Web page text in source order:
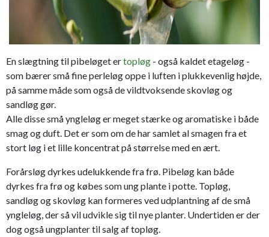
En slægtning til pibeløget ertopløg - også kaldet etageløg -
som bærer små fine perleløg oppe i luften i plukkevenlig højde,
på samme måde som også de vildtvoksende skovløg og
sandløg gør.
Alle disse små yngleløg er meget stærke og aromatiske i både
smag og duft. Det er som om de har samlet al smagen fra et
stort løg i et lille koncentrat på størrelse med en ært.
Forårsløg dyrkes udelukkende fra frø. Pibeløg kan både
dyrkes fra frø og købes som ung plante i potte. Topløg,
sandløg og skovløg kan formeres ved udplantning af de små
yngleløg, der så vil udvikle sig til nye planter. Undertiden er der
dog også ungplanter til salg af topløg.